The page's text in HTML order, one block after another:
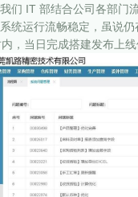
们 IT 部结合公司各部门
统运行流畅稳定，虽说
，当日完成搭建发布上线